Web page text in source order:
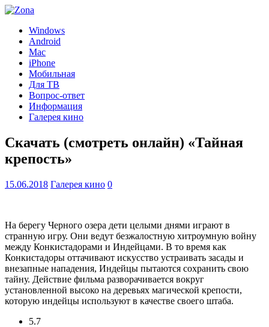
Windows
Android
Mac
iPhone
Мобильная
Для ТВ
Вопрос-ответ
Информация
Галерея кино
Скачать (смотреть онлайн) «Тайная
крепость»
15.06.2018 Галерея кино 0
На берегу Черного озера дети целыми днями играют в
странную игру. Они ведут безжалостную хитроумную войну
между Конкистадорами и Индейцами. В то время как
Конкистадоры оттачивают искусство устраивать засады и
внезапные нападения, Индейцы пытаются сохранить свою
тайну. Действие фильма разворачивается вокруг
установленной высоко на деревьях магической крепости,
которую индейцы используют в качестве своего штаба.
5.7